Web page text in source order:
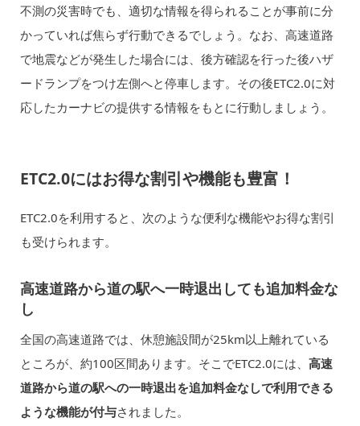
不測の災害時でも、適切な情報を得られることが事前に分
かっていれば焦らず行動できるでしょう。なお、高速道路
で地震などが発生した場合には、後方確認を行った後ハザ
ードランプをつけ左側へと停車します。その後ETC2.0に対
応したカーナビの提供する情報をもとに行動しましょう。
ETC2.0にはお得な割引や機能も豊富！
ETC2.0を利用すると、次のような便利な機能やお得な割引
も受けられます。
高速道路から道の駅へ一時退出しても追加料金な
し
全国の高速道路では、休憩施設間が25km以上離れている
ところが、約100区間あります。そこでETC2.0には、 高速
道路から道の駅への一時退出を追加料金なしで利用できる
ような機能が付与されました。